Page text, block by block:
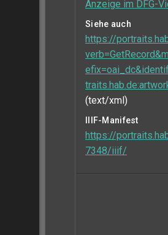
Anzeige im DFG-
Siehe auch
https://
(text/xml)
IIIF-Manifest
https://
7348/iiif/